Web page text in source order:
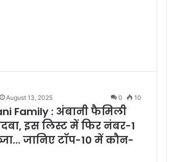
August 13, 2025 0 10
Family : अंबानी फैमिली
इस लिस्ट में फिर नंबर-1
जानिए टॉप-10 में कौन-